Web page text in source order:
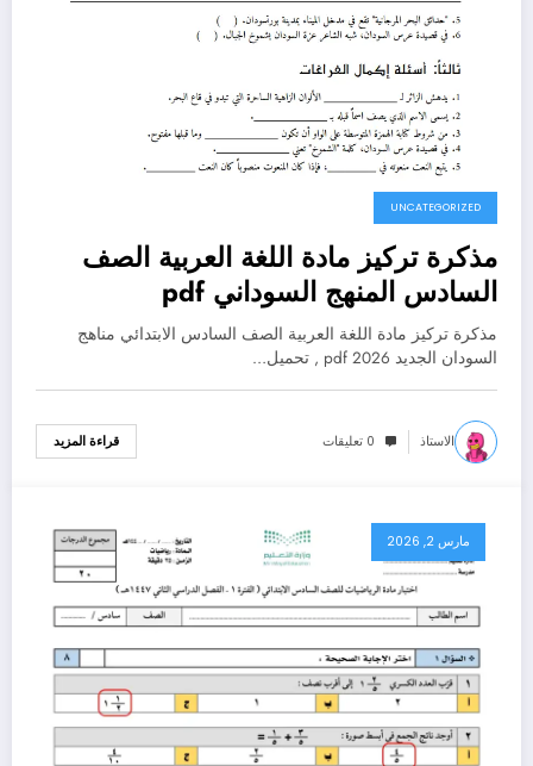
UNCATEGORIZED
مذكرة تركيز مادة اللغة العربية الصف
السادس المنهج السوداني pdf
مذكرة تركيز مادة اللغة العربية الصف السادس الابتدائي مناهج
السودان الجديد 2026 pdf , تحميل…
الاستاذ 0 تعليقات قراءة المزيد
مارس 2, 2026